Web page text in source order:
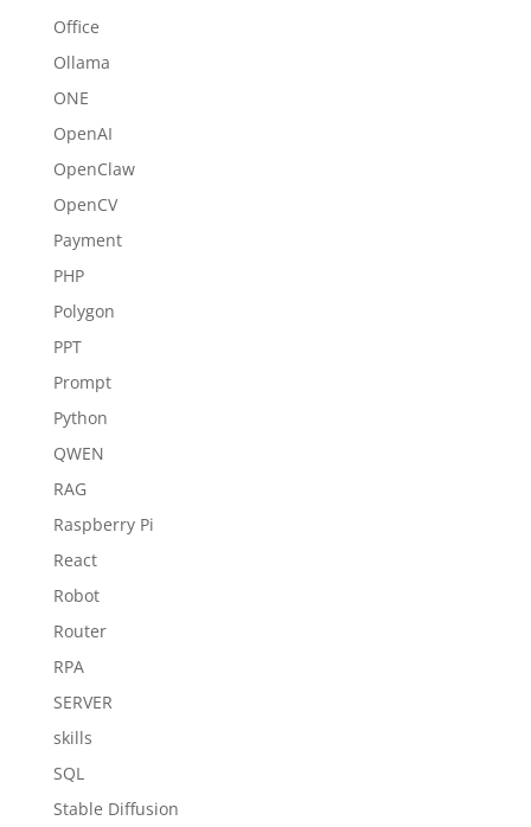
Office
Ollama
ONE
OpenAI
OpenClaw
OpenCV
Payment
PHP
Polygon
PPT
Prompt
Python
QWEN
RAG
Raspberry Pi
React
Robot
Router
RPA
SERVER
skills
SQL
Stable Diffusion